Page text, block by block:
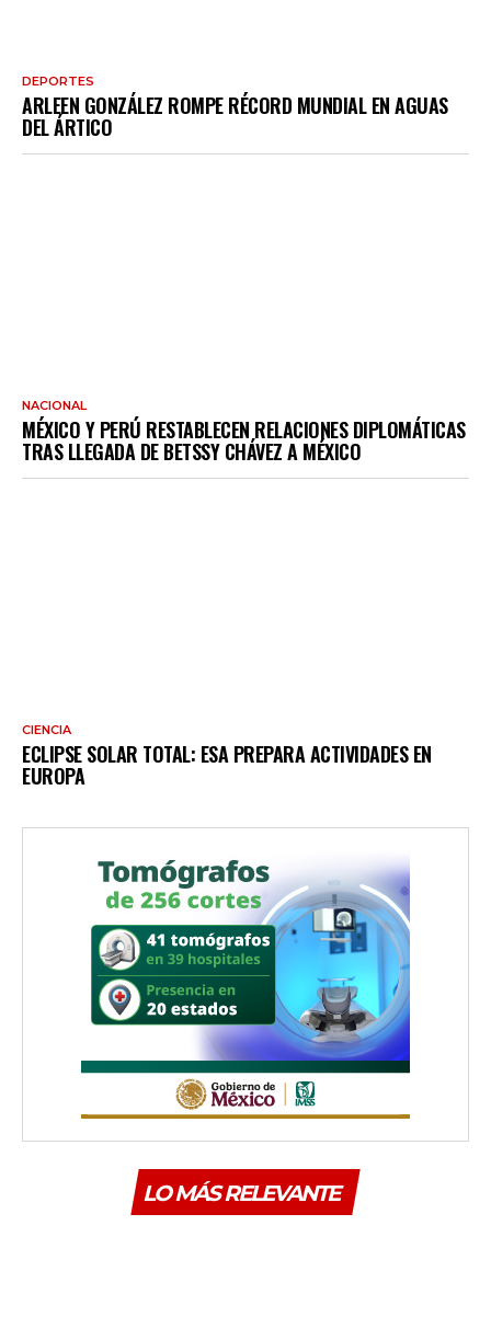
DEPORTES
ARLEEN GONZÁLEZ ROMPE RÉCORD MUNDIAL EN AGUAS
DEL ÁRTICO
NACIONAL
MÉXICO Y PERÚ RESTABLECEN RELACIONES DIPLOMÁTICAS
TRAS LLEGADA DE BETSSY CHÁVEZ A MÉXICO
CIENCIA
ECLIPSE SOLAR TOTAL: ESA PREPARA ACTIVIDADES EN
EUROPA
LO MÁS RELEVANTE